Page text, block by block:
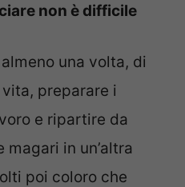
non è difficile
una volta, di
preparare i
e ripartire da
magari in un’altra
poi coloro che